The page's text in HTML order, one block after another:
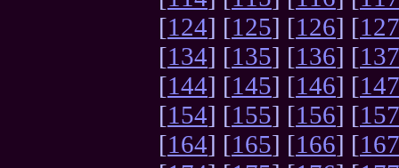
[124] [125] [126] [127
[134] [135] [136] [137
[144] [145] [146] [147
[154] [155] [156] [157
[164] [165] [166] [167